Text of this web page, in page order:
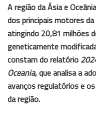
A região da Ásia e
dos principais motores
atingindo 20,81 milhões
geneticamente
constam do relatório
Oceania, que analisa a
avanços regulatórios e
da região.